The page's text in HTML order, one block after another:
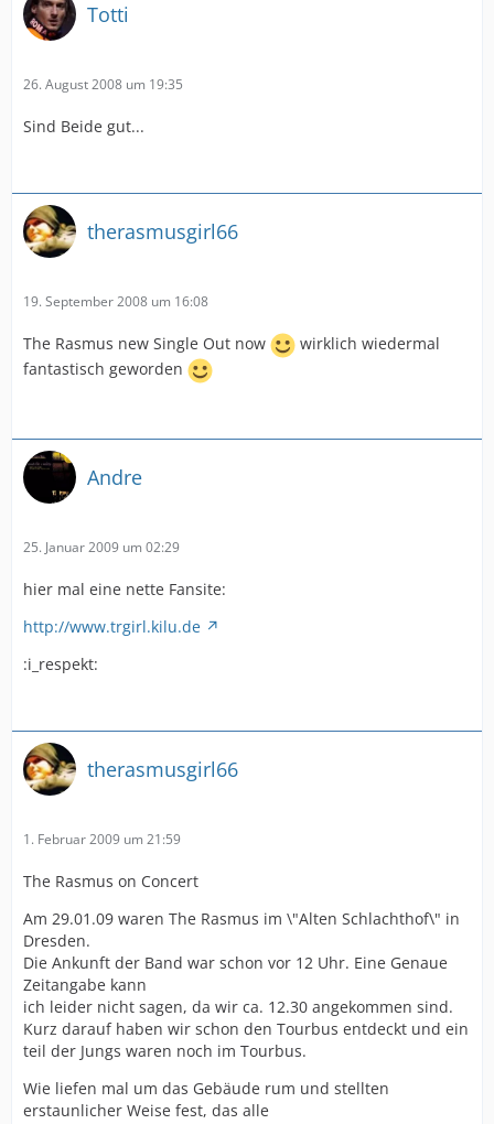
Totti
26. August 2008 um 19:35
Sind Beide gut...
therasmusgirl66
19. September 2008 um 16:08
The Rasmus new Single Out now
wirklich wiedermal
fantastisch geworden
Andre
25. Januar 2009 um 02:29
hier mal eine nette Fansite:
http://www.trgirl.kilu.de
:i_respekt:
therasmusgirl66
1. Februar 2009 um 21:59
The Rasmus on Concert
Am 29.01.09 waren The Rasmus im \"Alten Schlachthof\" in
Dresden.
Die Ankunft der Band war schon vor 12 Uhr. Eine Genaue
Zeitangabe kann
ich leider nicht sagen, da wir ca. 12.30 angekommen sind.
Kurz darauf haben wir schon den Tourbus entdeckt und ein
teil der Jungs waren noch im Tourbus.
Wie liefen mal um das Gebäude rum und stellten
erstaunlicher Weise fest, das alle